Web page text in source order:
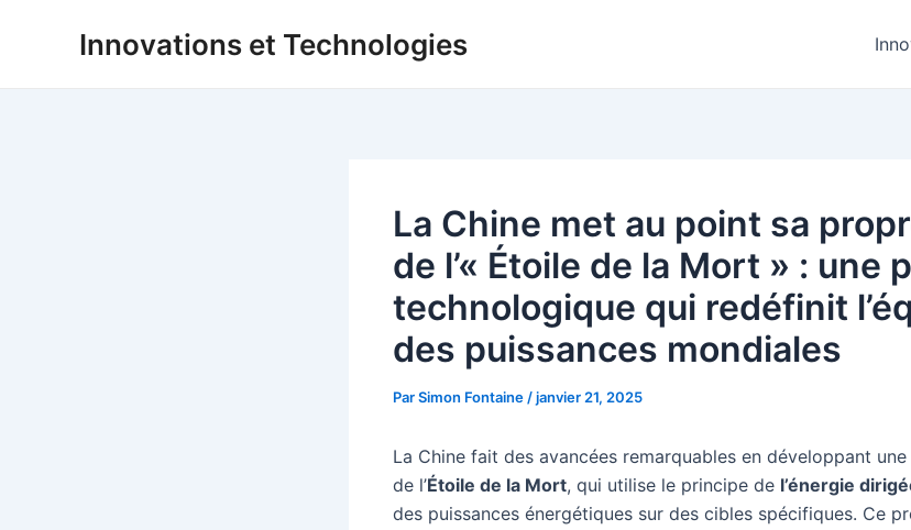
Innovations et Technologies
La Chine met au point sa
de l’« Étoile de la Mort » : une
technologique qui redéfinit
des puissances mondiales
ParSimon Fontaine /janvier 21, 2025
La Chine fait des avancées remarquables en développant
de l’Étoile de la Mort, qui utilise le principe de l’énergie
des puissances énergétiques sur des cibles spécifiques. Ce